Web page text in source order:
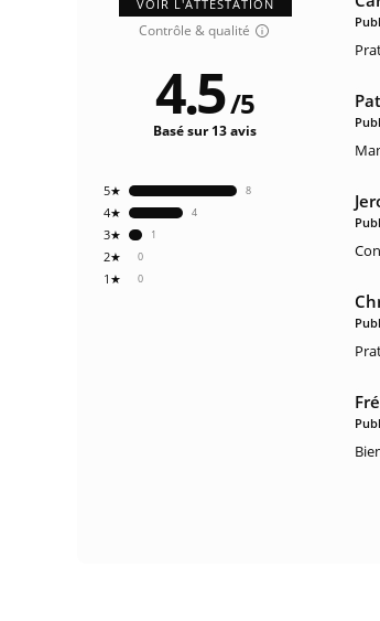
VOIR L'ATTESTATION
Contrôle & qualité
0
1★
0
2★
1
3★
4
4★
8
5★
4.5/5
Basé sur 13 avis